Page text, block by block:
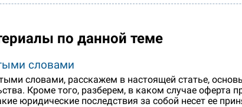
по данной теме
словами
словами, расскажем в настоящей статье,
Кроме того, разберем, в каком случае оферта
юридические последствия за собой несет ее